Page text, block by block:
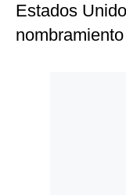
Estados